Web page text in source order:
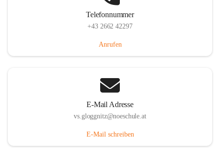
Telefonnummer
+43 2662 42297
Anrufen
E-Mail Adresse
vs.gloggnitz@noeschule.at
E-Mail schreiben